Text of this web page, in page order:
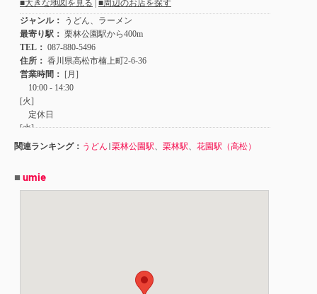
関連ランキング： うどん |栗林公園駅 栗林駅 花園駅（高松）
■umie